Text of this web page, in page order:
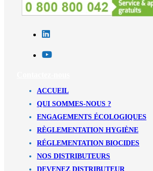
ACCUEIL
QUI SOMMES-NOUS ?
ENGAGEMENTS ÉCOLOGIQUES
RÈGLEMENTATION HYGIÈNE
RÉGLEMENTATION BIOCIDES
NOS DISTRIBUTEURS
DEVENEZ DISTRIBUTEUR